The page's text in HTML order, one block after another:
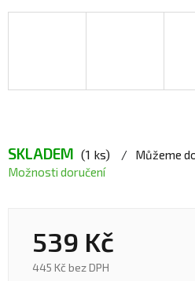
SKLADEM (1 ks) Můžeme
Možnosti doručení
539 Kč
445 Kč bez DPH